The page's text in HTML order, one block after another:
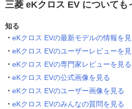
三菱 eKクロス EV についても
知る
eKクロス EVの最新モデルの情報を見
eKクロス EVのユーザーレビューを見
eKクロス EVの専門家レビューを見る
eKクロス EVの公式画像を見る
eKクロス EVのユーザー画像を見る
eKクロス EVのみんなの質問を見る